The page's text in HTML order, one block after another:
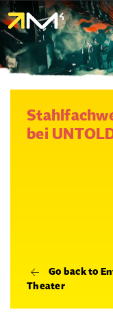
bei
Go back to
Theater